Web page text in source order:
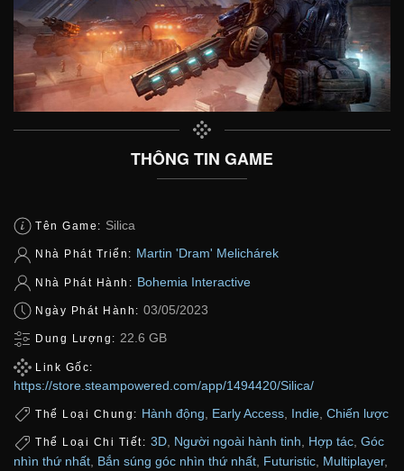
THÔNG TIN GAME
Tên Game: Silica
Nhà Phát Triển: Martin 'Dram' Melichárek
Nhà Phát Hành: Bohemia Interactive
Ngày Phát Hành: 03/05/2023
Dung Lượng: 22.6 GB
Link Gốc:
https://store.steampowered.com/app/1494420/Silica/
Thể Loại Chung: Hành động Early Access Indie Chiến lược
Thể Loại Chi Tiết: 3D, Người ngoài hành tinh, Hợp tác, Góc
nhìn thứ nhất Bắn súng góc nhìn thứ nhất Futuristic Multiplayer,